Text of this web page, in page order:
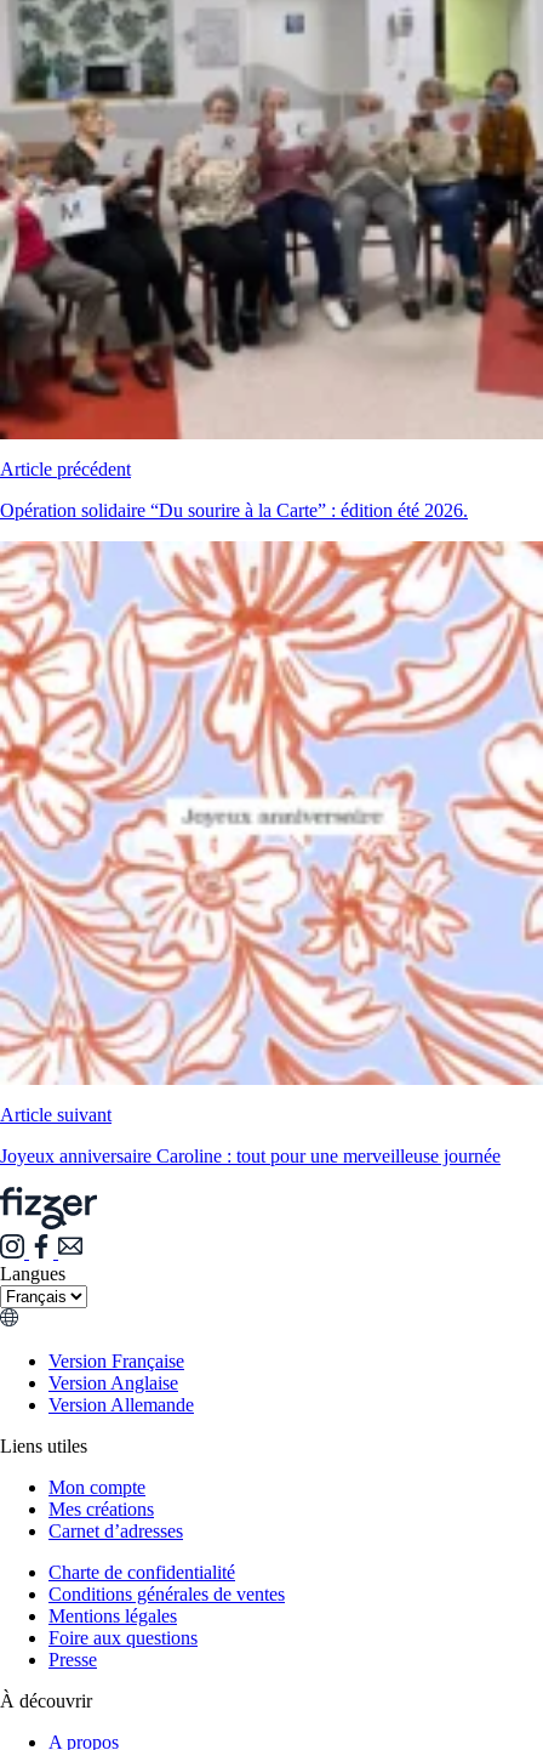
Article précédent
Opération solidaire “Du sourire à la Carte” : édition été 2026.
Article suivant
Joyeux anniversaire Caroline : tout pour une merveilleuse journée
Langues
Version Française
Version Anglaise
Version Allemande
Liens utiles
Mon compte
Mes créations
Carnet d’adresses
Charte de confidentialité
Conditions générales de ventes
Mentions légales
Foire aux questions
Presse
À découvrir
A propos